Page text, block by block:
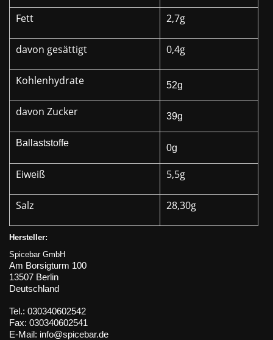
Fett 2,7g
davon gesättigt 0,4g
Kohlenhydrate 52g
davon Zucker 39g
Ballaststoffe 0g
Eiweiß 5,5g
Salz 28,30g
Hersteller:
Spicebar GmbH
Am Borsigturm 100
13507 Berlin
Deutschland
Tel.: 030340602542
Fax: 030340602541
E-Mail: info@spicebar.de